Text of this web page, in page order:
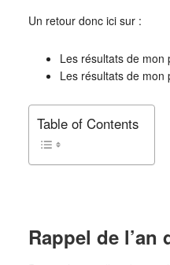
Un retour donc ici sur :
Les résultats de mon
Les résultats de mon
Table of Contents
Rappel de l’an